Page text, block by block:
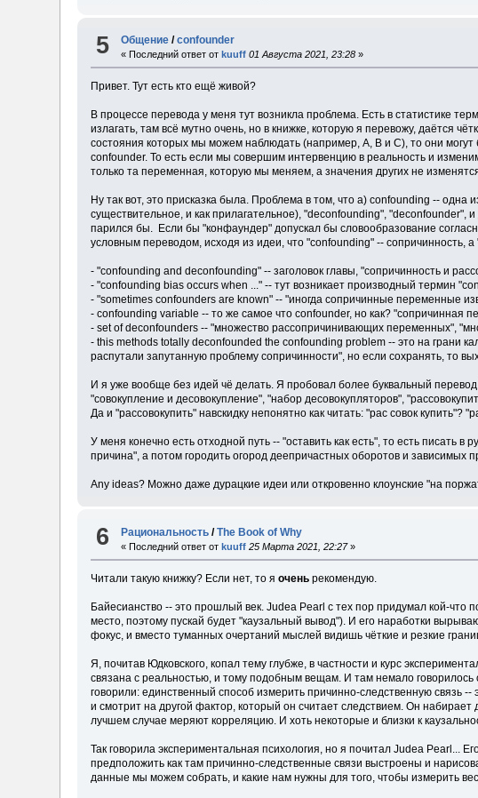
5 Общение /confounder
« Последний ответ отkuuff 01 Августа 2021, 23:28 »
Привет. Тут есть кто ещё живой?
В процессе перевода у меня тут возникла проблема. Есть в статистике
излагать, там всё мутно очень, но в книжке, которую я перевожу, даётся
состояния которых мы можем наблюдать (например, A, B и C), то они
confounder. То есть если мы совершим интервенцию в реальность и
только та переменная, которую мы меняем, а значения других не
Ну так вот, это присказка была. Проблема в том, что а) confounding -- одна
существительное, и как прилагательное), "deconfounding",
парился бы. Если бы "конфаундер" допускал бы словообразование
условным переводом, исходя из идеи, что "confounding" -- сопричинность,
- "confounding and deconfounding" -- заголовок главы, "сопричинность и
- "confounding bias occurs when ..." -- тут возникает производный термин
- "sometimes confounders are known" -- "иногда сопричинные переменные
- confounding variable -- то же самое что confounder, но как?
- set of deconfounders -- "множество рассопричинивающих переменных",
- this methods totally deconfounded the confounding problem -- это на грани
распутали запутанную проблему сопричинности", но если сохранять, то
И я уже вообще без идей чё делать. Я пробовал более буквальный
"совокупление и десовокупление", "набор десовокупляторов",
Да и "рассовокупить" навскидку непонятно как читать: "рас совок купить"?
У меня конечно есть отходной путь -- "оставить как есть", то есть писать
причина", а потом городить огород деепричастных оборотов и
Any ideas? Можно даже дурацкие идеи или откровенно клоунские "на
6 Рациональность /The Book of Why
« Последний ответ отkuuff 25 Марта 2021, 22:27»
Читали такую книжку? Если нет, то яочень рекомендую.
Байесианство -- это прошлый век. Judea Pearl с тех пор придумал кой-
место, поэтому пускай будет "каузальный вывод"). И его наработки
фокус, и вместо туманных очертаний мыслей видишь чёткие и резкие
Я, почитав Юдковского, копал тему глубже, в частности и курс
связана с реальностью, и тому подобным вещам. И там немало говорилось
говорили: единственный способ измерить причинно-следственную связь
и смотрит на другой фактор, который он считает следствием. Он
лучшем случае меряют корреляцию. И хоть некоторые и близки к
Так говорила экспериментальная психология, но я почитал Judea Pearl...
предположить как там причинно-следственные связи выстроены и
данные мы можем собрать, и какие нам нужны для того, чтобы измерить